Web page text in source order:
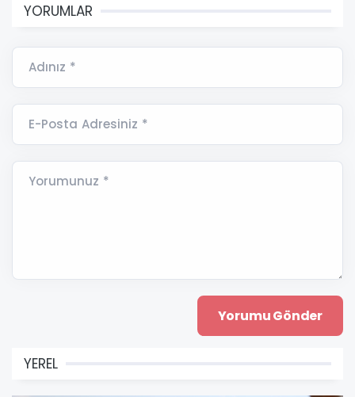
YORUMLAR
Adınız *
E-Posta Adresiniz *
Yorumunuz *
YEREL